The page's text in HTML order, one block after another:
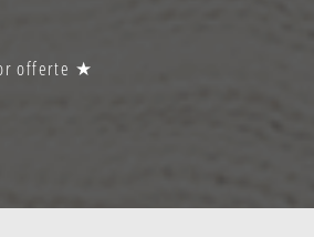
offerte ★